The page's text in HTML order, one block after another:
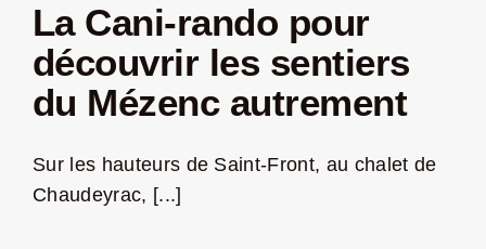
La Cani-rando pour
découvrir les sentiers
du Mézenc autrement
Sur les hauteurs de Saint-Front, au chalet de
Chaudeyrac, [...]